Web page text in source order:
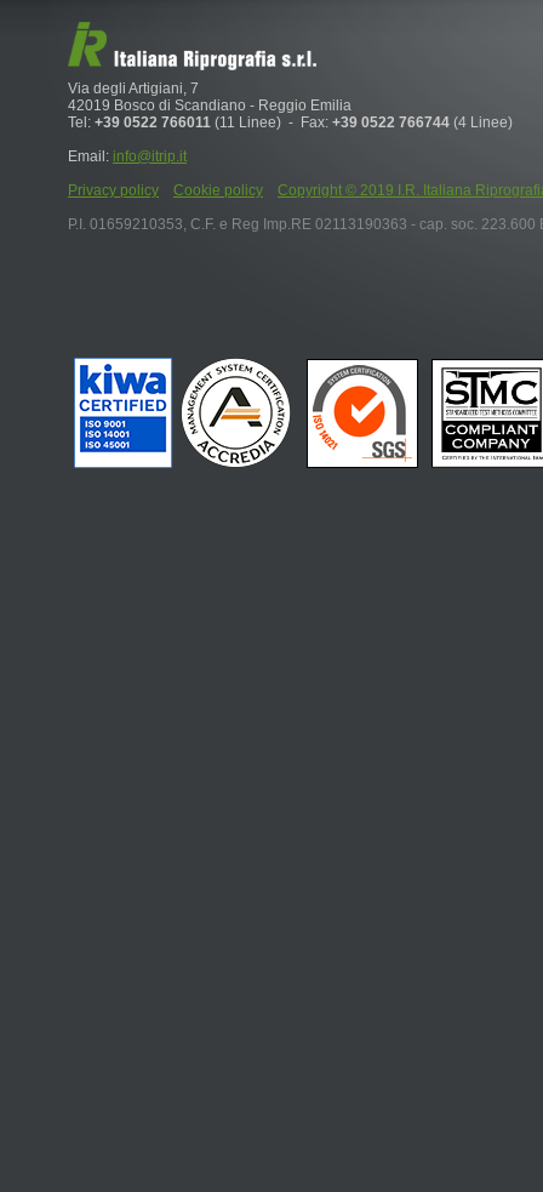
Via degli Artigiani, 7
42019 Bosco di Scandiano - Reggio Emilia
Tel: +39 0522 766011 (11 Linee) - Fax: +39 0522 766744 (4 Linee)
Email: info@itrip.it
Privacy policy
Cookie policy
Copyright © 2019 I.R. Italiana
P.I. 01659210353, C.F. e Reg Imp.RE 02113190363 - cap. soc. 223.600